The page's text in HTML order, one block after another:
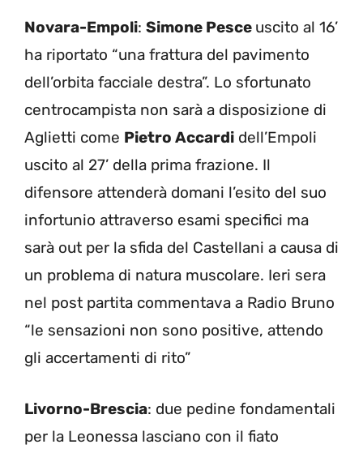
Novara-Empoli: Simone Pesce uscito al 16’
ha riportato “una frattura del pavimento
dell’orbita facciale destra”. Lo sfortunato
centrocampista non sarà a disposizione di
Aglietti come Pietro Accardi dell’Empoli
uscito al 27’ della prima frazione. Il
difensore attenderà domani l’esito del suo
infortunio attraverso esami specifici ma
sarà out per la sfida del Castellani a causa di
un problema di natura muscolare. Ieri sera
nel post partita commentava a Radio Bruno
“le sensazioni non sono positive, attendo
gli accertamenti di rito”
Livorno-Brescia: due pedine fondamentali
per la Leonessa lasciano con il fiato